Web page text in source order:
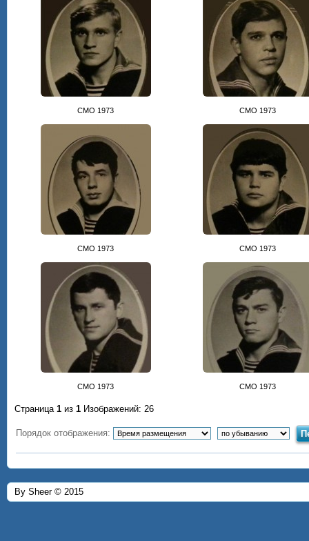
СМО 1973 СМО 1973
СМО 1973 СМО 1973
СМО 1973 СМО 1973
Страница 1 из 1 Изображений: 26
Порядок отображения:
By Sheer © 2015